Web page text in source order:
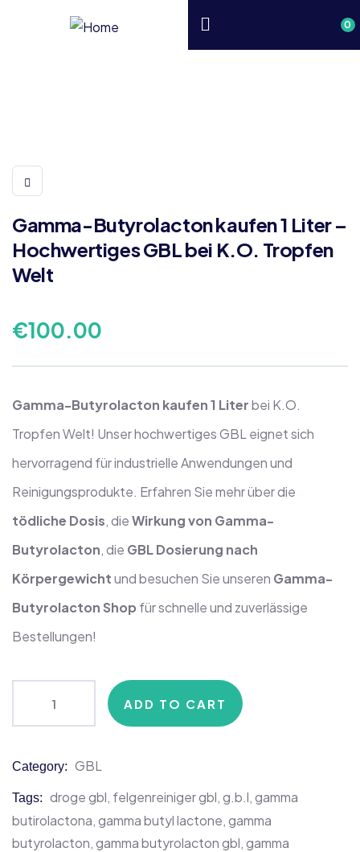
0
Gamma-Butyrolacton kaufen 1 Liter –
Hochwertiges GBL bei K.O. Tropfen
Welt
€100.00
Gamma-Butyrolacton kaufen 1 Literbei K.O.
Tropfen Welt! Unser hochwertiges GBL eignet sich
hervorragend für industrielle Anwendungen und
Reinigungsprodukte. Erfahren Sie mehr über die
tödliche Dosis, dieWirkung von Gamma-
Butyrolacton, die GBL Dosierung nach
Körpergewichtund besuchen Sie unseren Gamma-
Butyrolacton Shop für schnelle und zuverlässige
Bestellungen!
ADD TO CART
Category: GBL
Tags: droge gbl, felgenreiniger gbl,g.b.l,gamma
butirolactona,gamma butyl lactone,gamma
butyrolacton,gamma butyrolacton gbl,gamma